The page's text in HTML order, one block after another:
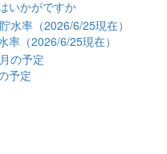
いかがですか
率（2026/6/25現在）
予定